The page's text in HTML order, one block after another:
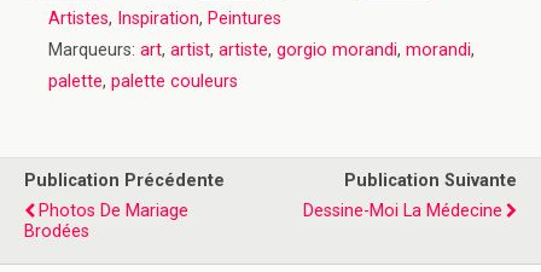
Artistes, Inspiration, Peintures
Marqueurs: art, artist, artiste, gorgio morandi, morandi,
palette, palette couleurs
Publication Précédente
Photos De Mariage
Brodées
Publication Suivante
Dessine-Moi La Médecine